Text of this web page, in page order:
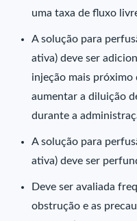
uma taxa de fluxo
A solução para
ativa) deve ser
injeção mais próximo
aumentar a diluição
durante a
A solução para
ativa) deve ser
Deve ser avaliada
obstrução e as